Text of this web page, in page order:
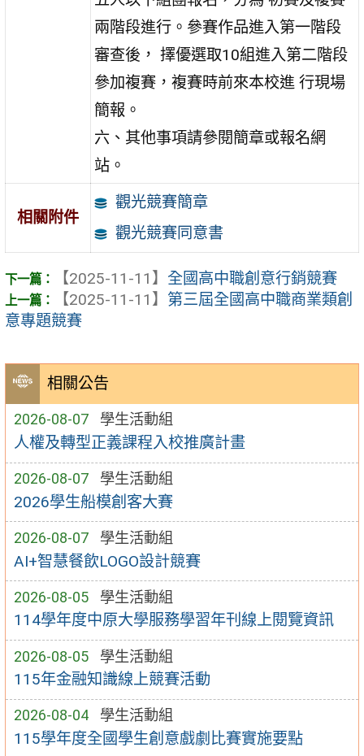
相關公告
2026-08-07 學生活動組
人權及轉型正義課程入校推廣計畫
2026-08-07 學生活動組
2026學生船模創客大賽
2026-08-07 學生活動組
AI+智慧餐飲LOGO設計競賽
2026-08-05 學生活動組
114學年度中原大學服務學習年刊線上閱覽資訊
2026-08-05 學生活動組
115年金融知識線上競賽活動
2026-08-04 學生活動組
115學年度全國學生創意戲劇比賽實施要點
兩階段進行。參賽作品進入第一階段
審查後， 擇優選取10組進入第二階段
參加複賽，複賽時前來本校進 行現場
簡報。
六、其他事項請參閱簡章或報名網
站。
相關附件
觀光競賽簡章
觀光競賽同意書
【2025-11-11】 全國高中職創意行銷競賽
【2025-11-11】 第三屆全國高中職商業類創
意專題競賽